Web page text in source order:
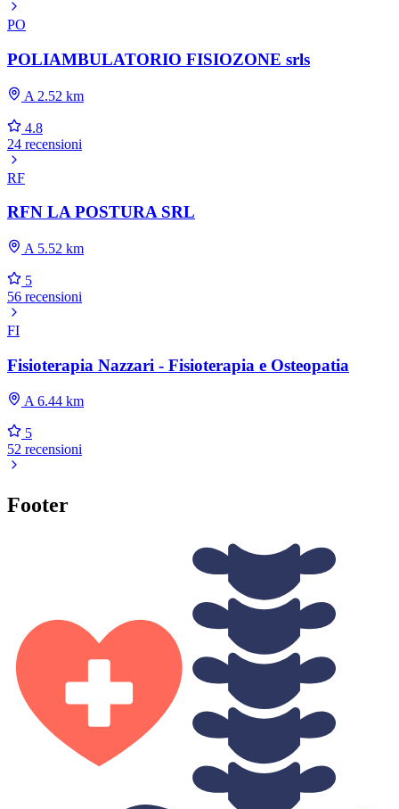
PO
POLIAMBULATORIO FISIOZONE srls
A 2.52 km
4.8
24 recensioni
RF
RFN LA POSTURA SRL
A 5.52 km
5
56 recensioni
FI
Fisioterapia Nazzari - Fisioterapia e Osteopatia
A 6.44 km
5
52 recensioni
Footer